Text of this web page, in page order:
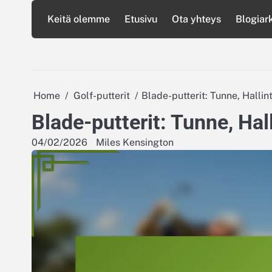
content
Keitä olemme Etusivu Ota yhteys
Home Golf-putterit Blade-putterit: Tunne,
Blade-putterit: Tunne,
04/02/2026 Miles Kensington